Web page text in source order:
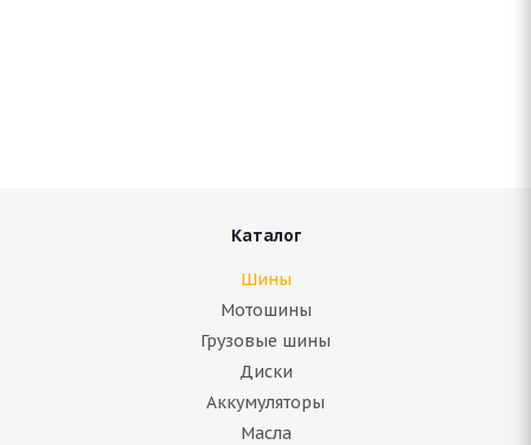
Каталог
Шины
Мотошины
Грузовые шины
Диски
Аккумуляторы
Масла